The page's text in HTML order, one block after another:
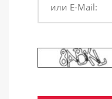
или E-Mail: